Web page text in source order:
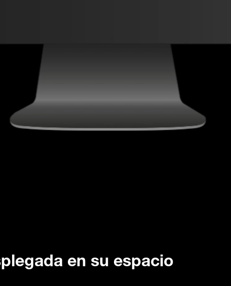
en su espacio